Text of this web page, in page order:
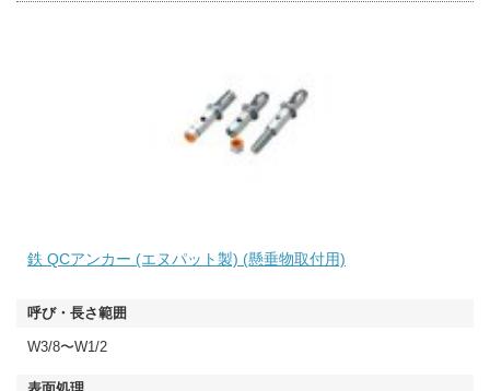
鉄 QCアンカー (エヌパット製) (懸垂物取付用)
W3/8〜W1/2